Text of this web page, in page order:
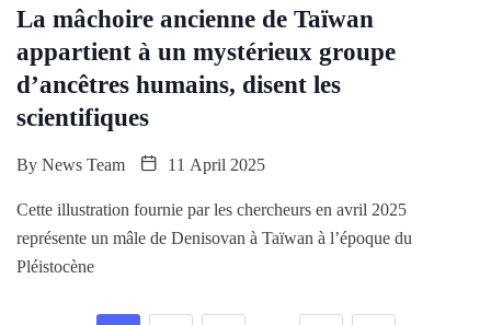
La mâchoire ancienne de Taïwan
appartient à un mystérieux groupe
d’ancêtres humains, disent les
scientifiques
By News Team 11 April 2025
Cette illustration fournie par les chercheurs en avril 2025
représente un mâle de Denisovan à Taïwan à l’époque du
Pléistocène